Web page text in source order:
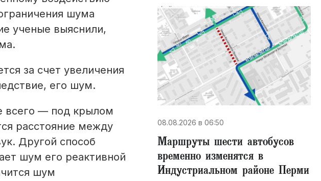
шума
ученые выяснили,
за счет увеличения
его шум.
всего — под крылом
расстояние между
Другой способ
шум его реактивной
шум
08.08.2026 в 06:50
Маршруты шести автобусов
временно изменятся в
Индустриальном районе Перми